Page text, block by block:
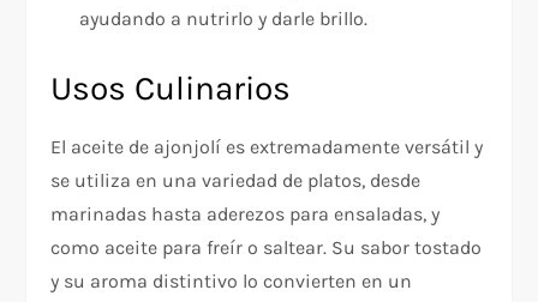
ayudando a nutrirlo y darle brillo.
Usos Culinarios
El aceite de ajonjolí es extremadamente versátil y
se utiliza en una variedad de platos, desde
marinadas hasta aderezos para ensaladas, y
como aceite para freír o saltear. Su sabor tostado
y su aroma distintivo lo convierten en un